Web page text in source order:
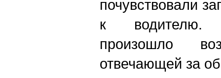
почувствовали
к водителю.
произошло
отвечающей за